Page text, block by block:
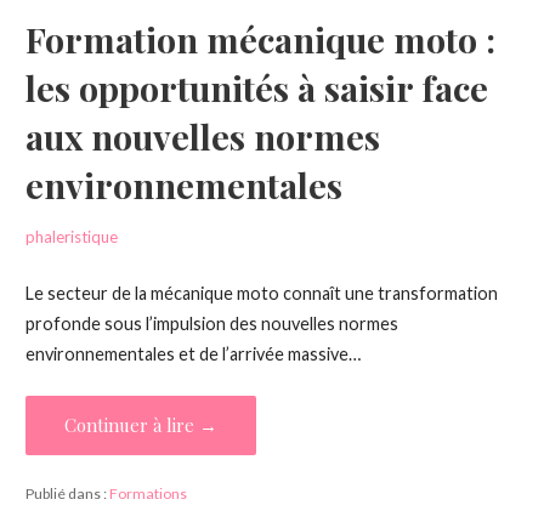
Formation mécanique moto :
les opportunités à saisir face
aux nouvelles normes
environnementales
phaleristique
Le secteur de la mécanique moto connaît une transformation
profonde sous l’impulsion des nouvelles normes
environnementales et de l’arrivée massive…
Continuer à lire →
Publié dans : Formations